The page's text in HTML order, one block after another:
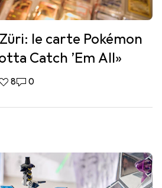
le carte Pokémon
Catch ’Em All»
like
80 commenti
0